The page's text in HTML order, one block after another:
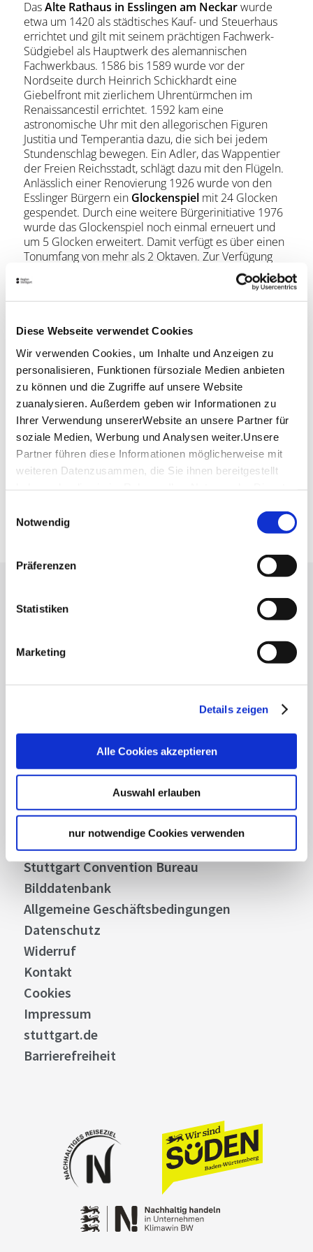
Diese Webseite verwendet Cookies
Wir verwenden Cookies, um Inhalte und Anzeigen zu
personalisieren, Funktionen fürsoziale Medien anbieten
zu können und die Zugriffe auf unsere Website
zuanalysieren. Außerdem geben wir Informationen zu
Ihrer Verwendung unsererWebsite an unsere Partner für
soziale Medien, Werbung und Analysen weiter.Unsere
Partner führen diese Informationen möglicherweise mit
weiteren Datenzusammen, die Sie ihnen bereitgestellt
Impressum
Notwendig
Präferenzen
Statistiken
Marketing
Details zeigen
Alle Cookies akzeptieren
Auswahl erlauben
nur notwendige Cookies verwenden
DasAlte Rathaus in Esslingen am Neckarwurde
etwa um 1420 als städtisches Kauf- und Steuerhaus
errichtet und gilt mit seinem prächtigen Fachwerk-
Südgiebel als Hauptwerk des alemannischen
Fachwerkbaus. 1586 bis 1589 wurde vor der
Nordseite durch Heinrich Schickhardt eine
Giebelfront mit zierlichem Uhrentürmchen im
Renaissancestil errichtet. 1592 kam eine
astronomische Uhr mit den allegorischen Figuren
Justitia und Temperantia dazu, die sich bei jedem
Stundenschlag bewegen. Ein Adler, das Wappentier
der Freien Reichsstadt, schlägt dazu mit den Flügeln.
Anlässlich einer Renovierung 1926 wurde von den
Esslinger Bürgern ein Glockenspielmit 24 Glocken
gespendet. Durch eine weitere Bürgerinitiative 1976
wurde das Glockenspiel noch einmal erneuert und
um 5 Glocken erweitert. Damit verfügt es über einen
Tonumfang von mehr als 2 Oktaven. Zur Verfügung
stehen mehr als 200 Lieder, die mit Lochbändern
gesteuert werden. Das Glockenspiel ist jeden Tag um
8, 12, 15, 18 und 19.30 Uhr zu hören.
Tipp : Das Alte Rathaus ist nicht frei zugänglich, kann
aber in Form einer Führung besichtigt werden. Bei
Interesse wenden Sie sich bitte an die Esslinger
Stadtinformation unter Tel 0711 396939-69 oder
Lage & Kontakt
Altes Rathaus
73728
Telefon:+49 711 396939 69
Mail:info@esslingen-marketing.de
Mit unserem Newsletter bleiben Sie zu Events,
Stuttgart und Region immer up-to-date.
Stellenangebote
Business
Stuttgart Convention Bureau
Bilddatenbank
Allgemeine Geschäftsbedingungen
Datenschutz
Widerruf
Kontakt
Cookies
Impressum
stuttgart.de
Barrierefreiheit